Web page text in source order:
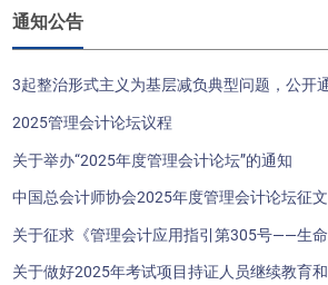
通知公告
3起整治形式主义为基层减负典型问题，公开
2025管理会计论坛议程
关于举办“2025年度管理会计论坛”的通知
中国总会计师协会2025年度管理会计论坛征
关于征求《管理会计应用指引第305号——生
理会计应用指引（征求意见稿）意见的函
关于做好2025年考试项目持证人员继续教育